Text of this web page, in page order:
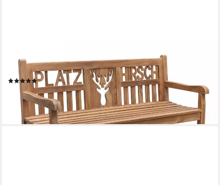
Gartenbank Teak Gartenbank PLATZHIRSCH 150 cm 3-sitzig mit
Armlehne
(1)
259,09 € UVP 339,00 €
-24%
lieferbar - in 3-4 Werktagen bei dir